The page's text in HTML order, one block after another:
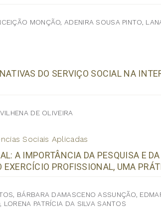
MONÇÃO, ADENIRA SOUSA PINTO,
DO SERVIÇO SOCIAL NA
DE OLIVEIRA
Sociais Aplicadas
A IMPORTÂNCIA DA PESQUISA E
EXERCÍCIO PROFISSIONAL, UMA
BÁRBARA DAMASCENO ASSUNÇÃO,
LORENA PATRÍCIA DA SILVA SANTOS